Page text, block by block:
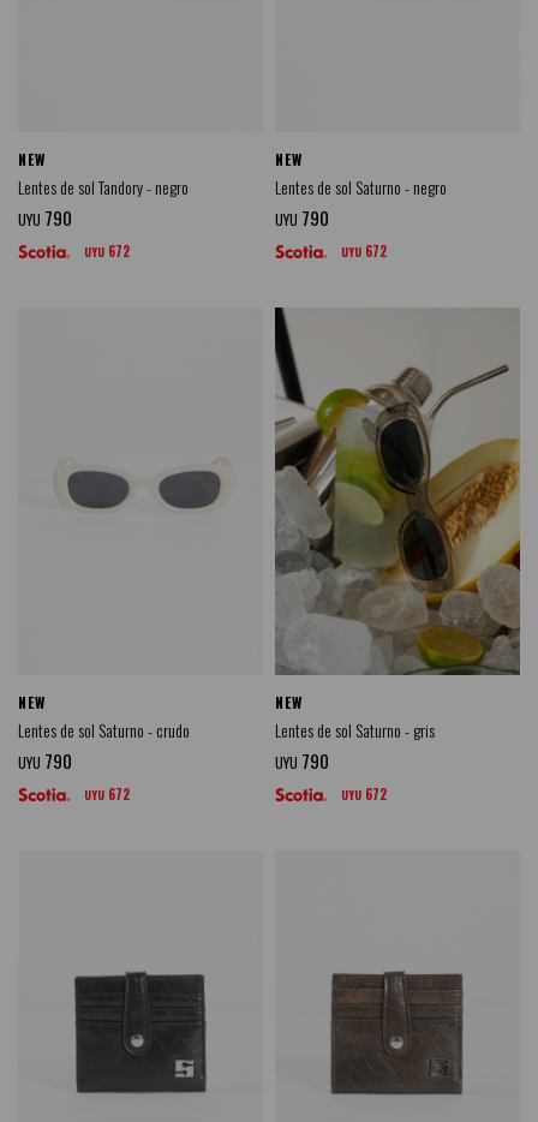
NEW
Lentes de sol Tandory - negro
UYU 790
UYU 672
NEW
Lentes de sol Saturno - negro
UYU 790
UYU 672
NEW
Lentes de sol Saturno - crudo
UYU 790
UYU 672
NEW
Lentes de sol Saturno - gris
UYU 790
UYU 672